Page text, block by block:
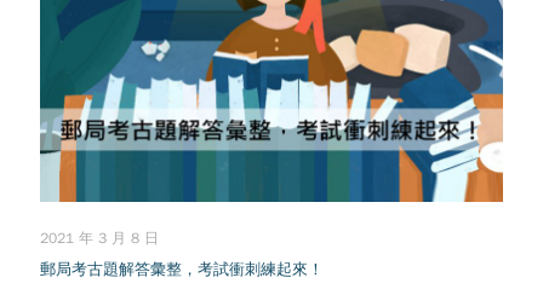
2021 年 3 月 8 日
郵局考古題解答彙整，考試衝刺練起來！